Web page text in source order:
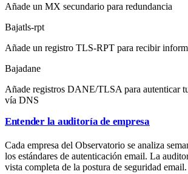
Añade un MX secundario para redundancia
Bajatls-rpt
Añade un registro TLS-RPT para recibir
Bajadane
Añade registros DANE/TLSA para autenticar
vía DNS
Entender la auditoría de empresa
Cada empresa del Observatorio se analiza
los estándares de autenticación email. La
vista completa de la postura de seguridad email.